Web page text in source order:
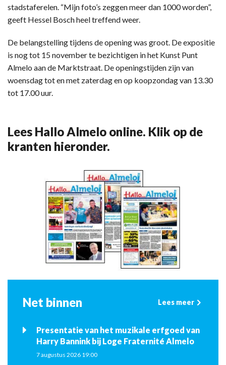
stadstaferelen. “Mijn foto’s zeggen meer dan 1000 worden”,
geeft Hessel Bosch heel treffend weer.
De belangstelling tijdens de opening was groot. De expositie
is nog tot 15 november te bezichtigen in het Kunst Punt
Almelo aan de Marktstraat. De openingstijden zijn van
woensdag tot en met zaterdag en op koopzondag van 13.30
tot 17.00 uur.
Lees Hallo Almelo online. Klik op de
kranten hieronder.
Net binnen Lees meer
Presentatie van het muzikale erfgoed van
Harry Bannink bij Loge Fraternité Almelo
7 augustus 2026 19:00